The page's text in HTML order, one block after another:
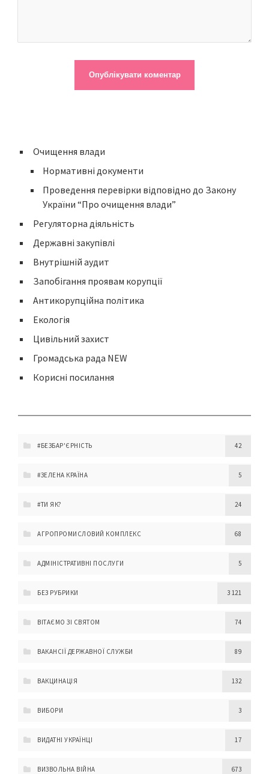
Очищення влади
Нормативні документи
Проведення перевірки відповідно до Закону
України “Про очищення влади”
Регуляторна діяльність
Державні закупівлі
Внутрішній аудит
Запобігання проявам корупції
Антикорупційна політика
Екологія
Цивільний захист
Громадська рада NEW
Корисні посилання
#БЕЗБАР'ЄРНІСТЬ 42
#ЗЕЛЕНА КРАЇНА 5
#ТИ ЯК? 24
АГРОПРОМИСЛОВИЙ КОМПЛЕКС 68
АДМІНІСТРАТИВНІ ПОСЛУГИ 5
БЕЗ РУБРИКИ 3 121
ВІТАЄМО ЗІ СВЯТОМ 74
ВАКАНСІЇ ДЕРЖАВНОЇ СЛУЖБИ 89
ВАКЦИНАЦІЯ 132
ВИБОРИ 3
ВИДАТНІ УКРАЇНЦІ 17
ВИЗВОЛЬНА ВІЙНА 673